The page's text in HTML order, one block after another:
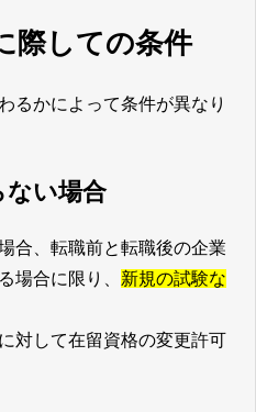
際しての条件
るかによって条件が異なり
ない場合
合、転職前と転職後の企業
場合に限り、 新規の試験な
対して在留資格の変更許可